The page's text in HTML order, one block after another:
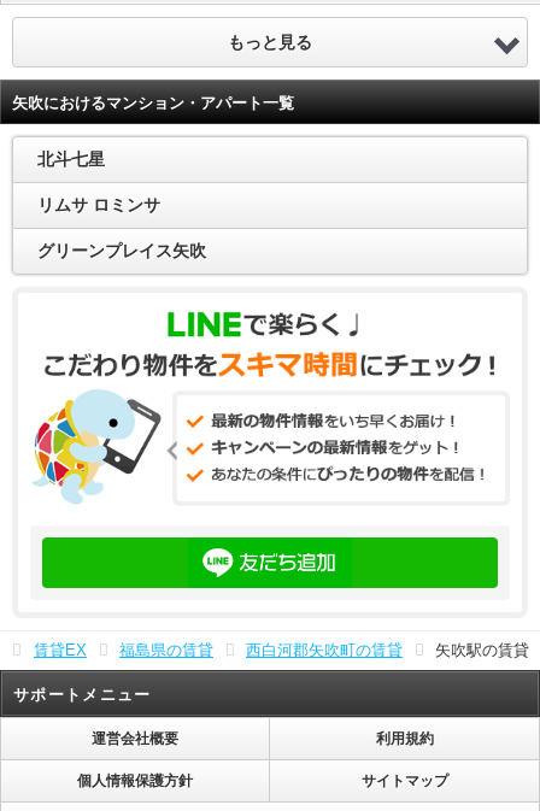
もっと見る
矢吹におけるマンション・アパート一覧
北斗七星
リムサ ロミンサ
グリーンプレイス矢吹
賃貸EX 福島県の賃貸 西白河郡矢吹町の賃貸 矢吹駅の賃貸
サポートメニュー
運営会社概要 利用規約
個人情報保護方針 サイトマップ